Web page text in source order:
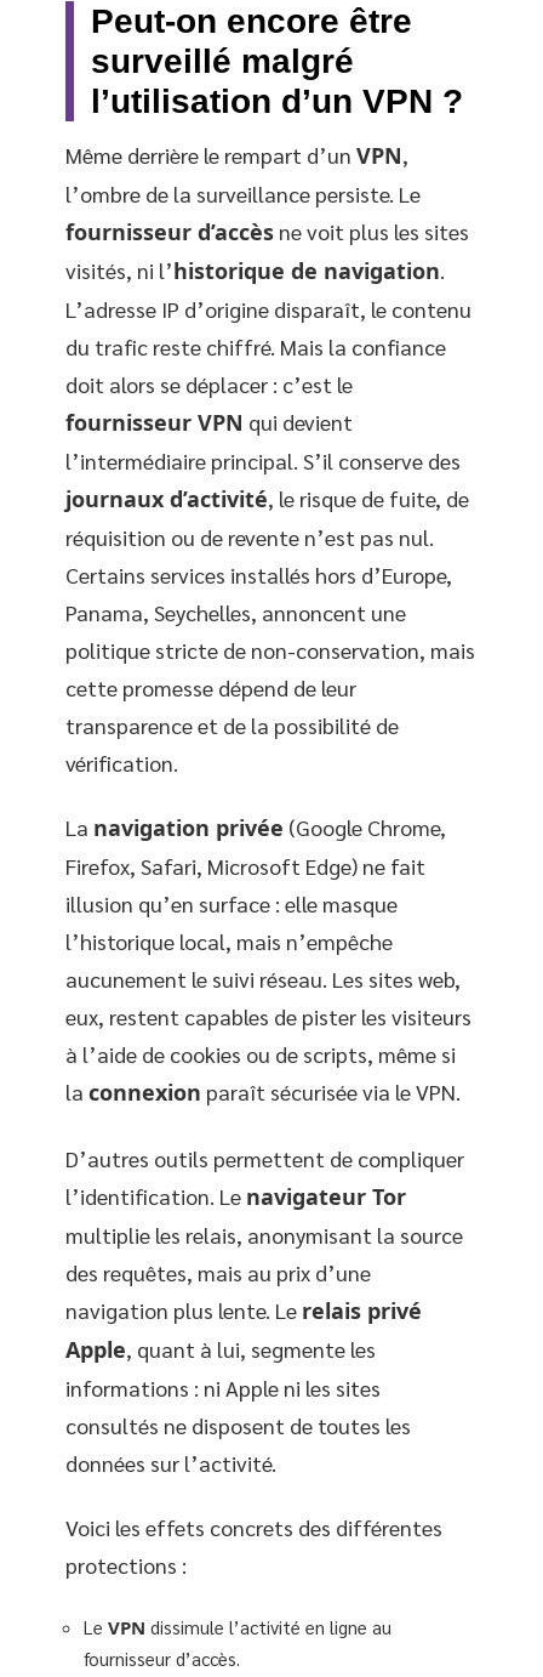
Peut-on encore être
surveillé malgré
l’utilisation d’un VPN ?
Même derrière le rempart d’un VPN,
l’ombre de la surveillance persiste. Le
fournisseur d’accès ne voit plus les sites
visités, ni l’historique de navigation
L’adresse IP d’origine disparaît, le contenu
du trafic reste chiffré. Mais la confiance
doit alors se déplacer : c’est le
fournisseur VPN qui devient
l’intermédiaire principal. S’il conserve des
journaux d’activité, le risque de fuite, de
réquisition ou de revente n’est pas nul.
Certains services installés hors d’Europe,
Panama, Seychelles, annoncent une
politique stricte de non-conservation, mais
cette promesse dépend de leur
transparence et de la possibilité de
vérification.
La navigation privée (Google Chrome,
Firefox, Safari, Microsoft Edge) ne fait
illusion qu’en surface : elle masque
l’historique local, mais n’empêche
aucunement le suivi réseau. Les sites web,
eux, restent capables de pister les visiteurs
à l’aide de cookies ou de scripts, même si
la connexion paraît sécurisée via le VPN.
D’autres outils permettent de compliquer
l’identification. Le navigateur Tor
multiplie les relais, anonymisant la source
des requêtes, mais au prix d’une
navigation plus lente. Le relais privé
Apple, quant à lui, segmente les
informations : ni Apple ni les sites
consultés ne disposent de toutes les
données sur l’activité.
Voici les effets concrets des différentes
protections :
Le VPN dissimule l’activité en ligne au
fournisseur d’accès.